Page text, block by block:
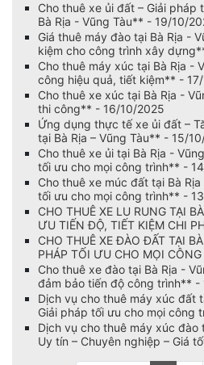
Cho thuê xe ủi đất – Giải
Bà Rịa - Vũng Tàu** - 19/10/
Giá thuê máy đào tại Bà Rịa -
kiệm cho công trình xây
Cho thuê máy xúc tại Bà Rịa -
công hiệu quả, tiết kiệm** -
Cho thuê xe xúc tại Bà Rịa -
thi công** - 16/10/2025
Ứng dụng thực tế xe ủi đất –
tại Bà Rịa – Vũng Tàu** - 15/
Cho thuê xe ủi tại Bà Rịa -
tối ưu cho mọi công trình** -
Cho thuê xe múc đất tại Bà Rịa
tối ưu cho mọi công trình** -
CHO THUÊ XE LU RUNG TẠI
ƯU TIẾN ĐỘ, TIẾT KIỆM CHI
CHO THUÊ XE ĐÀO ĐẤT TẠI
PHÁP TỐI ƯU CHO MỌI
Cho thuê xe đào tại Bà Rịa -
đảm bảo tiến độ công trình** -
Dịch vụ cho thuê máy xúc đất
Giải pháp tối ưu cho mọi công
Dịch vụ cho thuê máy xúc đào
Uy tín – Chuyên nghiệp – Giá